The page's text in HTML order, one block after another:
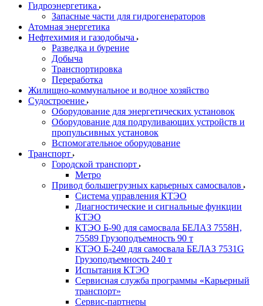
Гидроэнергетика
Запасные части для гидрогенераторов
Атомная энергетика
Нефтехимия и газодобыча
Разведка и бурение
Добыча
Транспортировка
Переработка
Жилищно-коммунальное и водное хозяйство
Судостроение
Оборудование для энергетических установок
Оборудование для подруливающих устройств и
пропульсивных установок
Вспомогательное оборудование
Транспорт
Городской транспорт
Метро
Привод большегрузных карьерных самосвалов
Система управления КТЭО
Диагностические и сигнальные функции
КТЭО
КТЭО Б-90 для самосвала БЕЛАЗ 7558H,
75589 Грузоподъемность 90 т
КТЭО Б-240 для самосвала БЕЛАЗ 7531G
Грузоподъемность 240 т
Испытания КТЭО
Сервисная служба программы «Карьерный
транспорт»
Сервис-партнеры